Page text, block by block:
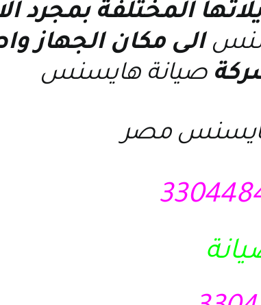
المختلفة بمجرد
الى مكان الجهاز
صيانة هايسنس
مصر